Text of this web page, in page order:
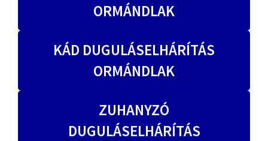
ORMÁNDLAK
KÁD DUGULÁSELHÁRÍTÁS
ORMÁNDLAK
ZUHANYZÓ
DUGULÁSELHÁRÍTÁS